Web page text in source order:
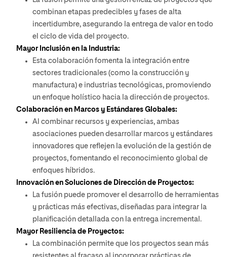
combinan etapas predecibles y fases de alta
incertidumbre, asegurando la entrega de valor en todo
el ciclo de vida del proyecto.
Mayor Inclusión en la Industria:
Esta colaboración fomenta la integración entre
sectores tradicionales (como la construcción y
manufactura) e industrias tecnológicas, promoviendo
un enfoque holístico hacia la dirección de proyectos.
Colaboración en Marcos y Estándares Globales:
Al combinar recursos y experiencias, ambas
asociaciones pueden desarrollar marcos y estándares
innovadores que reflejen la evolución de la gestión de
proyectos, fomentando el reconocimiento global de
enfoques híbridos.
Innovación en Soluciones de Dirección de Proyectos:
La fusión puede promover el desarrollo de herramientas
y prácticas más efectivas, diseñadas para integrar la
planificación detallada con la entrega incremental.
Mayor Resiliencia de Proyectos:
La combinación permite que los proyectos sean más